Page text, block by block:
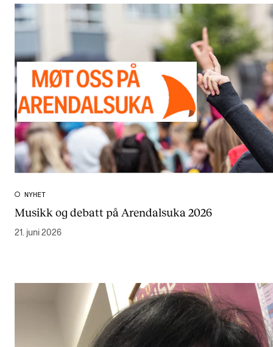
NYHET
Musikk og debatt på Arendalsuka 2026
21. juni 2026